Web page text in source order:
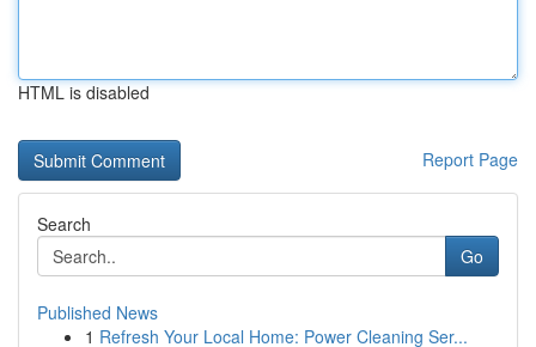
HTML is disabled
Report Page
Search
Go
Published News
1 Refresh Your Local Home: Power Cleaning Ser...